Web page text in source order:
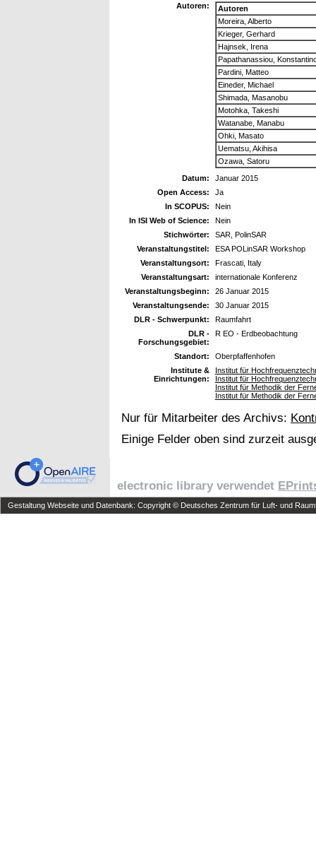
Autoren:
Autoren
Moreira, Alberto
Krieger, Gerhard
Hajnsek, Irena
Papathanassiou,
Pardini, Matteo
Eineder, Michael
Shimada, Masanobu
Motohka, Takeshi
Watanabe, Manabu
Ohki, Masato
Uematsu, Akihisa
Ozawa, Satoru
Datum:
Januar 2015
Open Access:
Ja
In SCOPUS:
Nein
In ISI Web of Science:
Nein
Stichwörter:
SAR, PolinSAR
Veranstaltungstitel:
ESA POLinSAR Workshop
Veranstaltungsort:
Frascati, Italy
Veranstaltungsart:
internationale Konferenz
Veranstaltungsbeginn:
26 Januar 2015
Veranstaltungsende:
30 Januar 2015
DLR - Schwerpunkt:
Raumfahrt
DLR -
Forschungsgebiet:
R EO - Erdbeobachtung
Standort:
Oberpfaffenhofen
Institute &
Einrichtungen:
Institut für
Institut für
Institut für Methodik der
Institut für Methodik der
Nur für Mitarbeiter des Archivs:
Einige Felder oben sind zurzeit
electronic library verwendet
Gestaltung Webseite und Datenbank: Copyright © Deutsches Zentrum für Luft- und